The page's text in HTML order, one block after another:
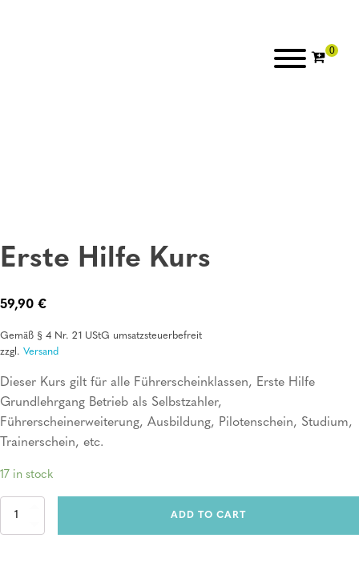
Erste Hilfe Kurs
59,90 €
Gemäß § 4 Nr. 21 UStG umsatzsteuerbefreit
zzgl. Versand
Dieser Kurs gilt für alle Führerscheinklassen, Erste Hilfe
Grundlehrgang Betrieb als Selbstzahler,
Führerscheinerweiterung, Ausbildung, Pilotenschein, Studium,
Trainerschein, etc.
17 in stock
Erste
ADD TO CART